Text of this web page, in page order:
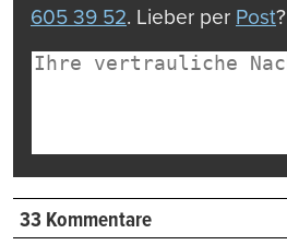
605 39 52. Lieber per Post?
33 Kommentare